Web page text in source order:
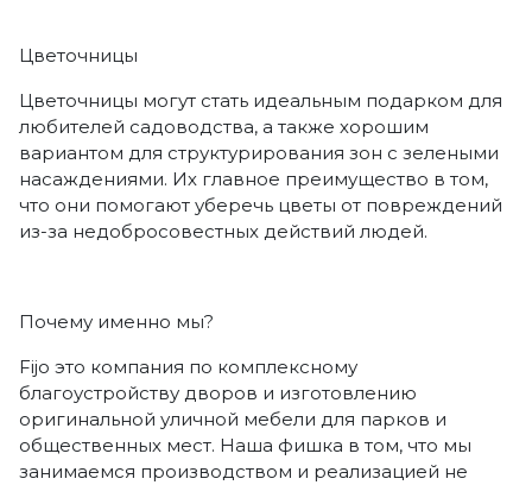
Цветочницы
Цветочницы могут стать идеальным подарком для
любителей садоводства, а также хорошим
вариантом для структурирования зон с зелеными
насаждениями. Их главное преимущество в том,
что они помогают уберечь цветы от повреждений
из-за недобросовестных действий людей.
Почему именно мы?
Fijo это компания по комплексному
благоустройству дворов и изготовлению
оригинальной уличной мебели для парков и
общественных мест. Наша фишка в том, что мы
занимаемся производством и реализацией не